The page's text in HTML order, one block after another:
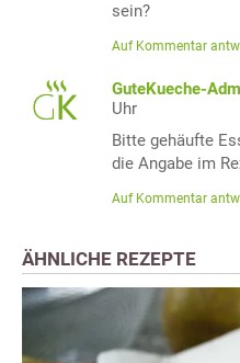
sein?
Auf Kommentar
GuteKueche-
Uhr
Bitte gehäufte
die Angabe im
Auf Kommentar
ÄHNLICHE REZEPTE